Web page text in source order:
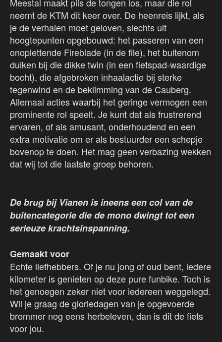
neemt de KTM dit keer over. De heenreis lijkt, als
je de verhalen moet geloven, slechts uit
hoogtepunten opgebouwd: het passeren van een
onoplettende Fireblade (in de file), het buitenom
duiken bij die dikke twin (in een fietspad-waardige
bocht), die afgebroken inhaalactie bij sterke
tegenwind en de beklimming van de Cauberg.
Allemaal acties waarbij het geringe vermogen een
prominente rol speelt. Je kunt dat als frustrerend
ervaren, of als amusant, onderhoudend en een
extra motivatie om er als bestuurder een schepje
bovenop te doen. Het mag geen verbazing wekken
dat wij tot die laatste groep behoren.
De brug bij Vianen is ineens een col van de
buitencategorie die de mono dwingt tot een
serieuze krachtsinspanning.
Gemaakt voor
Echte liefhebbers. Of je nu jong of oud bent, iedere
kilometer is genieten op deze pure funbike. Toch is
het genoegen zeker niet voor iedereen weggelegd.
Wil je graag de gloriedagen van je opgevoerde
brommer nog eens herbeleven, dan is dit de fiets
voor jou.